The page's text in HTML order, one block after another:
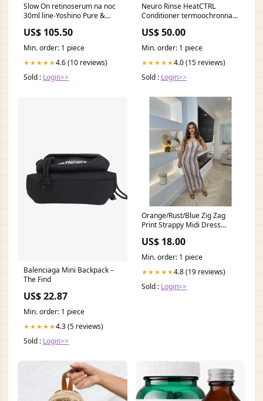
Slow On retinoserum na noc
30ml line-Yoshino Pure &
US$ 105.50
Min. order: 1 piece
★★★★★4.6 (10 reviews)
Sold : Login>>
Neuro Rinse HeatCTRL
Conditioner termoochronna
line-Session Spray
US$ 50.00
Min. order: 1 piece
★★★★★4.0 (15 reviews)
Sold : Login>>
Balenciaga Mini Backpack –
The Find
US$ 22.87
Min. order: 1 piece
★★★★★4.3 (5 reviews)
Sold : Login>>
Orange/Rust/Blue Zig Zag
Print Strappy Midi Dress
US$ 18.00
Min. order: 1 piece
★★★★★4.8 (19 reviews)
Sold : Login>>